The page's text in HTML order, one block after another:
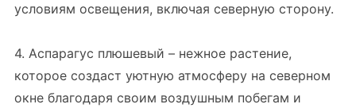
условиям освещения, включая северную сторону.
4. Аспарагус плюшевый – нежное растение,
которое создаст уютную атмосферу на северном
окне благодаря своим воздушным побегам и